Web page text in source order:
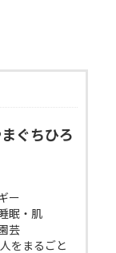
ぐちひろ
ー
眠・肌
芸
をまるごと